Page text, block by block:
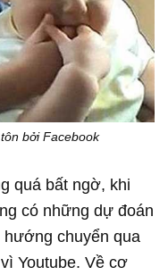
bởi Facebook
quá bất ngờ, khi
có những dự đoán
chuyển qua
Youtube. Về cơ